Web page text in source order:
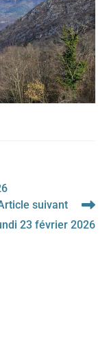
suivant
23 février 2026